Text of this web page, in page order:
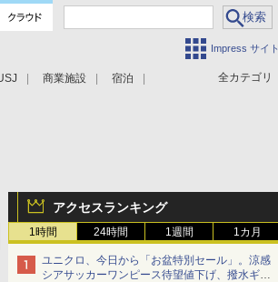
Impress サイト
全カテゴリ
商業施設 宿泊
アクセスランキング
1時間 24時間 1週間 1カ月
ユニクロ、今日から「お盆特別セール」。涼感
シアサッカーワンピース待望値下げ、撥水ギア